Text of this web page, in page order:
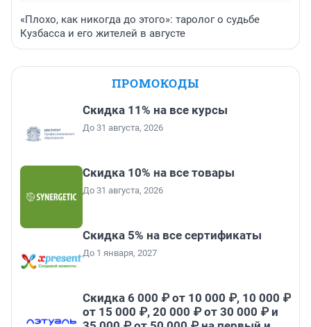
«Плохо, как никогда до этого»: таролог о судьбе
Кузбасса и его жителей в августе
ПРОМОКОДЫ
Скидка 11% на все курсы
До 31 августа, 2026
Скидка 10% на все товары
До 31 августа, 2026
Скидка 5% на все сертификаты
До 1 января, 2027
Скидка 6 000 ₽ от 10 000 ₽, 10 000 ₽
от 15 000 ₽, 20 000 ₽ от 30 000 ₽ и